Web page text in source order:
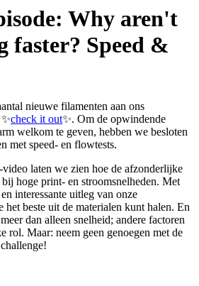
Why aren't
faster? Speed &
nieuwe filamenten aan ons
check it out✨. Om de opwindende
welkom te geven, hebben we besloten
met speed- en flowtests.
laten we zien hoe de afzonderlijke
hoge print- en stroomsnelheden. Met
interessante uitleg van onze
beste uit de materialen kunt halen. En
dan alleen snelheid; andere factoren
rol. Maar: neem geen genoegen met de